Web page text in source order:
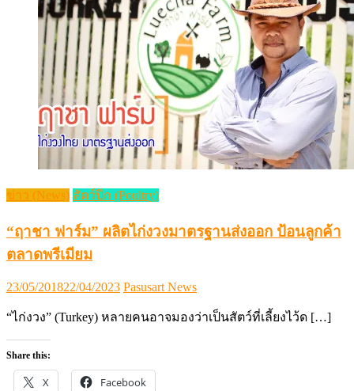
ข่าว (News) สัตว์ปีก (Poultry)
“ฤาชา ฟาร์ม” ผลิตไก่งวงมาตรฐานส่งออก ป้อนลูกค้า
ตลาดพรีเมียม
Posted
23/05/201822/04/2023 Author
Pasusart News
“ไก่งวง” (Turkey) หลายคนอาจมองว่าเป็นสัตว์ที่เลี้ยงไว้ด […]
Share this:
X Facebook